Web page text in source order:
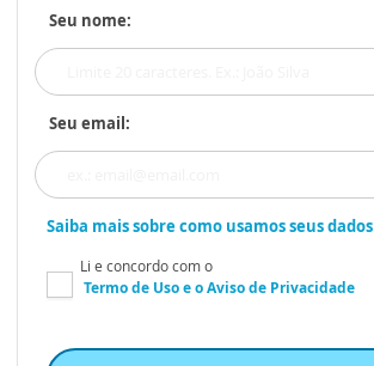
Seu nome:
Seu email:
Saiba mais sobre como usamos seus dados
Li e concordo com o
Termo de Usoe oAviso de Privacidade